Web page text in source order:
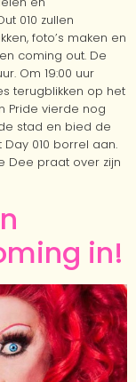
010 zullen
foto’s maken en
coming out. De
Om 19:00 uur
terugblikken op het
Pride vierde nog
stad en bied de
010 borrel aan.
Dee praat over zijn
in!